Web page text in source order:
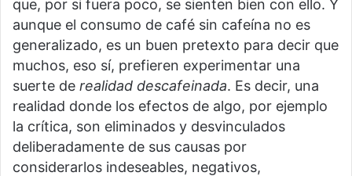
que, por si fuera poco, se sienten bien con ello. Y
aunque el consumo de café sin cafeína no es
generalizado, es un buen pretexto para decir que
muchos, eso sí, prefieren experimentar una
suerte de realidad descafeinada. Es decir, una
realidad donde los efectos de algo, por ejemplo
la crítica, son eliminados y desvinculados
deliberadamente de sus causas por
considerarlos indeseables, negativos,